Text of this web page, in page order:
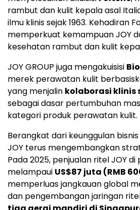
rambut dan kulit kepala asal
ilmu klinis sejak 1963. Kehadiran
memperkuat kemampuan JOY
kesehatan rambut dan kulit
JOY GROUP juga mengakuisisi
merek perawatan kulit
yang menjalin kolaborasi klinis
sebagai dasar pertumbuhan
kategori produk perawatan kulit.
Berangkat dari keunggulan
JOY terus mengembangkan
Pada 2025, penjualan ritel JOY
melampaui US$87 juta (RMB
memperluas jangkauan global
dan pengembangan jaringan